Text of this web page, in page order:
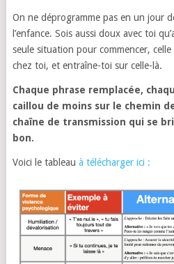
On ne déprogramme pas en un jour
l’enfance. Sois aussi doux avec toi
seule situation pour commencer,
chez toi, et entraîne-toi sur celle-là.
Chaque phrase remplacée,
caillou de moins sur le chemin
chaîne de transmission qui se
bon.
Voici le tableau à télécharger ici :